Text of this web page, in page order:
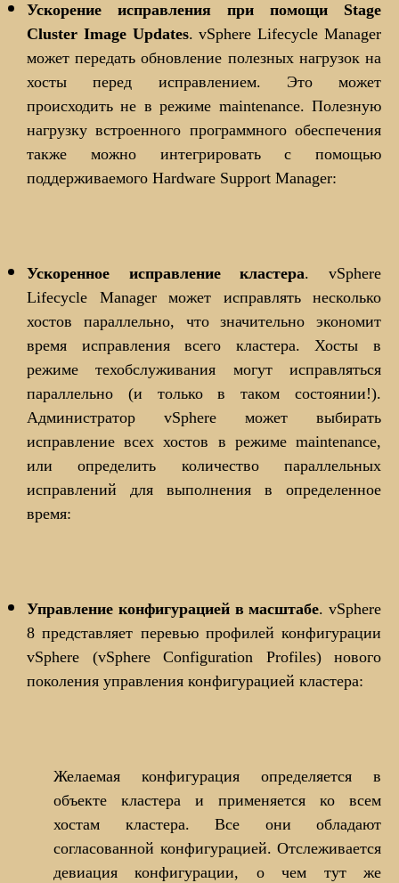
Ускорение исправления при помощи Stage
Cluster Image Updates. vSphere Lifecycle Manager
может передать обновление полезных нагрузок на
хосты перед исправлением. Это может
происходить не в режиме maintenance. Полезную
нагрузку встроенного программного обеспечения
также можно интегрировать с помощью
поддерживаемого Hardware Support Manager:
Ускоренное исправление кластера. vSphere
Lifecycle Manager может исправлять несколько
хостов параллельно, что значительно экономит
время исправления всего кластера. Хосты в
режиме техобслуживания могут исправляться
параллельно (и только в таком состоянии!).
Администратор vSphere может выбирать
исправление всех хостов в режиме maintenance,
или определить количество параллельных
исправлений для выполнения в определенное
время:
Управление конфигурацией в масштабе. vSphere
8 представляет перевью профилей конфигурации
vSphere (vSphere Configuration Profiles) нового
поколения управления конфигурацией кластера:
Желаемая конфигурация определяется в
объекте кластера и применяется ко всем
хостам кластера. Все они обладают
согласованной конфигурацией. Отслеживается
девиация конфигурации, о чем тут же